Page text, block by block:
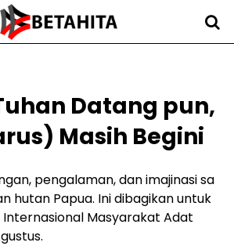
Datang pun,
Masih Begini
pengalaman, dan imajinasi sa
hutan Papua. Ini dibagikan untuk
Masyarakat Adat